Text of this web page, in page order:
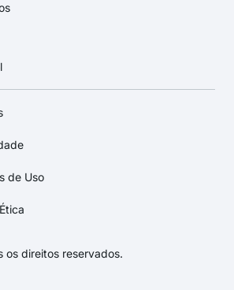
de Uso
direitos reservados.